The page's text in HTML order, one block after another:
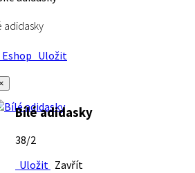
adidasky
Uložit
Bílé adidasky
38/2
Uložit Zavřít